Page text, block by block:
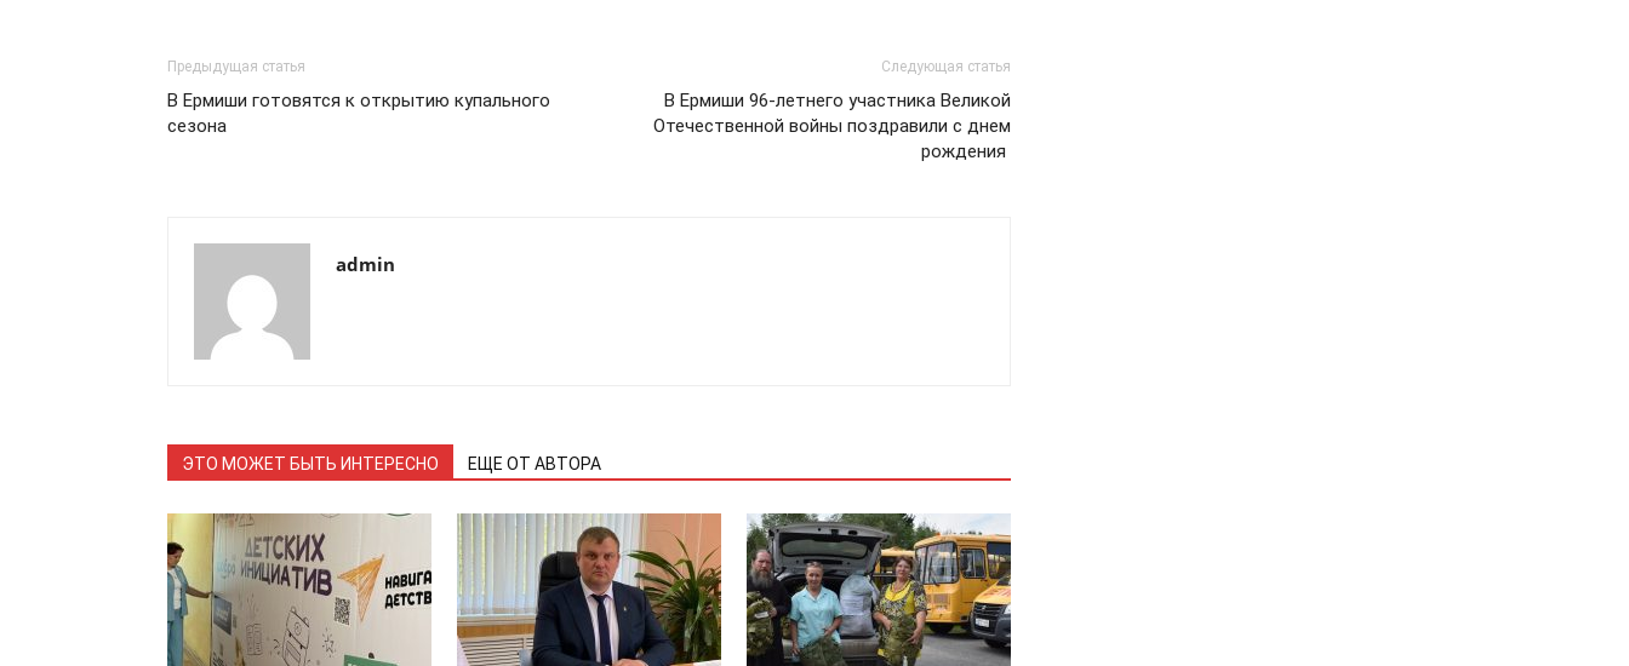
Предыдущая статья
В Ермиши готовятся к открытию купального
сезона
Следующая статья
В Ермиши 96-летнего участника Великой
Отечественной войны поздравили с днем
рождения
admin
ЭТО МОЖЕТ БЫТЬ ИНТЕРЕСНО ЕЩЕ ОТ АВТОРА